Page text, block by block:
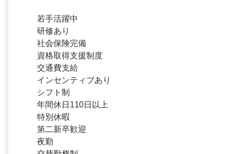
若手活躍中
研修あり
社会保険完備
資格取得支援制度
交通費支給
インセンティブあり
シフト制
年間休日110日以上
特別休暇
第二新卒歓迎
夜勤